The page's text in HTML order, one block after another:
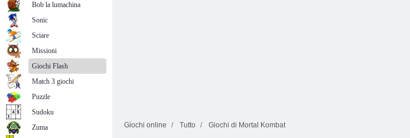
Giochi online Tutto Giochi di Mortal Kombat
Bob la lumachina
Sonic
Sciare
Missioni
Giochi Flash
Match 3 giochi
Puzzle
Sudoku
Zuma